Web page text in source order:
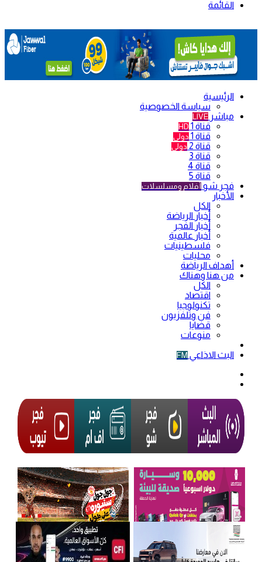
القائمة
الرئيسية
سياسة الخصوصية
مباشر LIVE
قناة 1 HD
قناة 1 دولي
قناة 2 دولي
قناة 3
قناة 4
قناة 5
فجر شو أفلام ومسلسلات
الأخبار
الكل
أخبار الرياضة
أخبار الفجر
أخبار عالمية
فلسطينيات
محليات
أهداف الرياضة
من هنا وهناك
الكل
اقتصاد
تكنولوجيا
فن وتلفزيون
قضايا
منوعات
البث الاذاعي FM